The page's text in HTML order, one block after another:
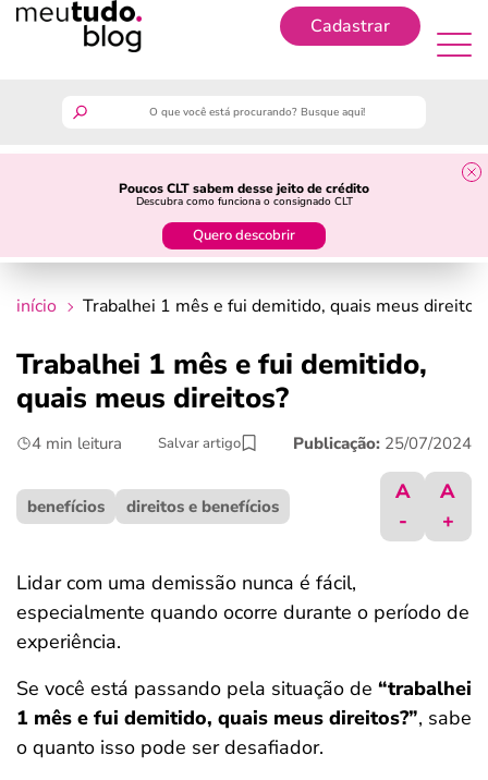
Cadastrar
Poucos CLT sabem desse jeito de crédito
Descubra como funciona o consignado CLT
Quero descobrir
guia do trabalhador
crédito fácil
últimas notícias
ferramentas
início Trabalhei 1 mês e fui demitido, quais meus
Trabalhei 1 mês e fui demitido,
quais meus direitos?
4 min leitura Salvar artigo Publicação: 25/07/2024
benefícios direitos e benefícios
A
-
A
+
Lidar com uma demissão nunca é fácil,
especialmente quando ocorre durante o período de
experiência.
Se você está passando pela situação de “trabalhei
1 mês e fui demitido, quais meus direitos?”, sabe
o quanto isso pode ser desafiador.